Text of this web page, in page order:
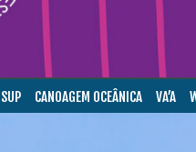
SUP CANOAGEM OCEÂNICA VA’A